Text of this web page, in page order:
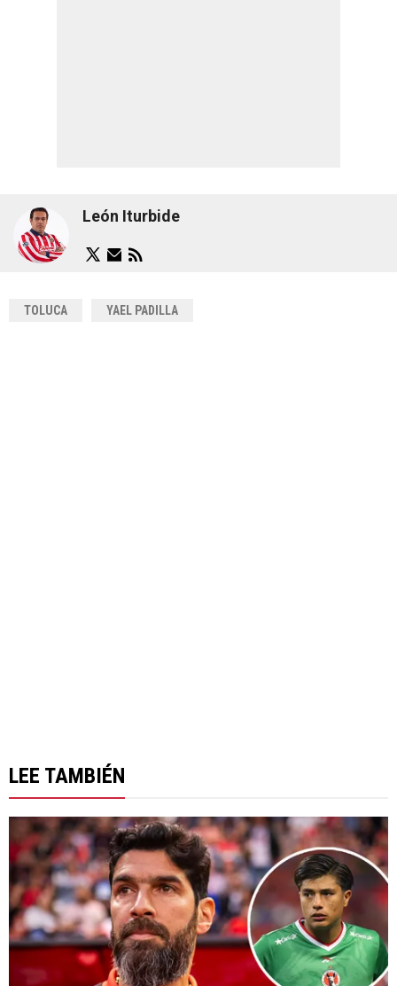
León Iturbide
TOLUCA YAEL PADILLA
LEE TAMBIÉN